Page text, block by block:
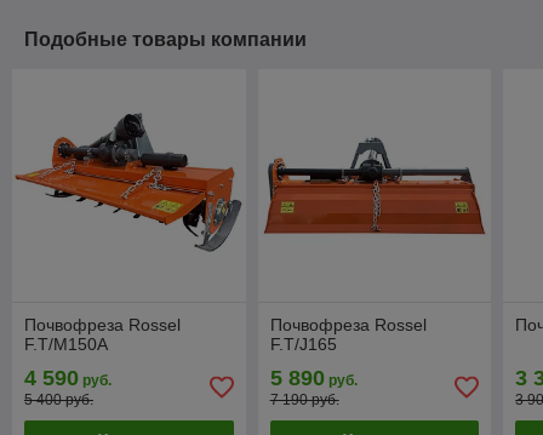
Подобные товары компании
Почвофреза Rossel
F.T/M150A
4 590 руб.
5 400 руб.
Почвофреза Rossel
F.T/J165
5 890руб.
7 190 руб.
3
3